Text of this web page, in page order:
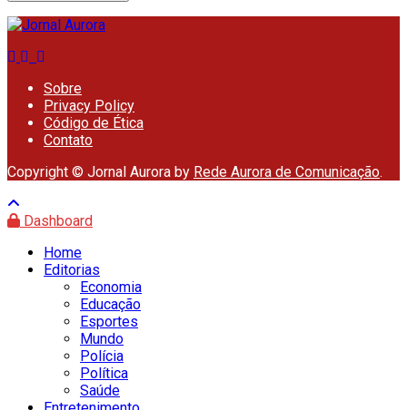
Sobre
Privacy Policy
Código de Ética
Contato
Copyright © Jornal Aurora by Rede Aurora de Comunicação.
Dashboard
Home
Editorias
Economia
Educação
Esportes
Mundo
Polícia
Política
Saúde